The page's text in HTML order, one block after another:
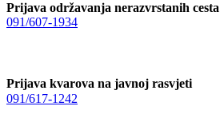
Prijava održavanja nerazvrstanih cesta
091/607-1934
Prijava kvarova na javnoj rasvjeti
091/617-1242